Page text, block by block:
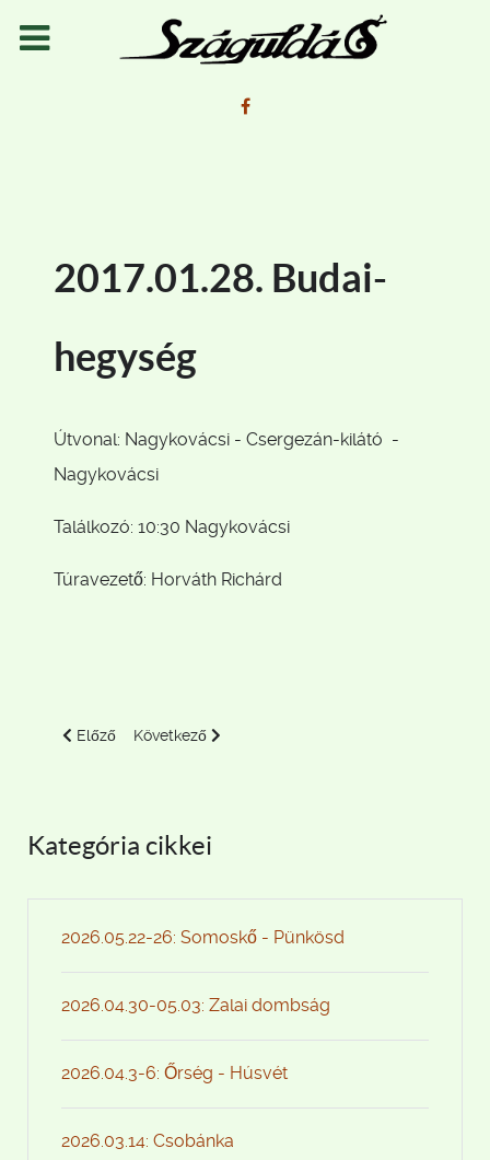
2017.01.28. Budai-
hegység
Útvonal: Nagykovácsi - Csergezán-kilátó -
Nagykovácsi
Találkozó: 10:30 Nagykovácsi
Túravezető: Horváth Richárd
Előző cikk: 2016.12.28. Börzsöny
Előző Következő cikk: 2016.12.10. Sörkör teljesítménytúra
Következő
Kategória cikkei
2026.05.22-26: Somoskő - Pünkösd
2026.04.30-05.03: Zalai dombság
2026.04.3-6: Őrség - Húsvét
2026.03.14: Csobánka